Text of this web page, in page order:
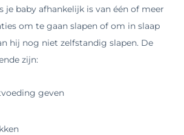
je baby afhankelijk is van één of meer
om te gaan slapen of om in slaap
hij nog niet zelfstandig slapen. De
zijn:
geven